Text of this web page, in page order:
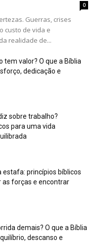
0
Guerras, crises
custo de vida e
realidade de...
tem valor? O que a Bíblia
dedicação e
sobre trabalho?
para uma vida
estafa: princípios bíblicos
as forças e encontrar
demais? O que a Bíblia
descanso e